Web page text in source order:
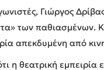
Γιώργος
των παθιασμένων.
απεκδυμένη από
η θεατρική